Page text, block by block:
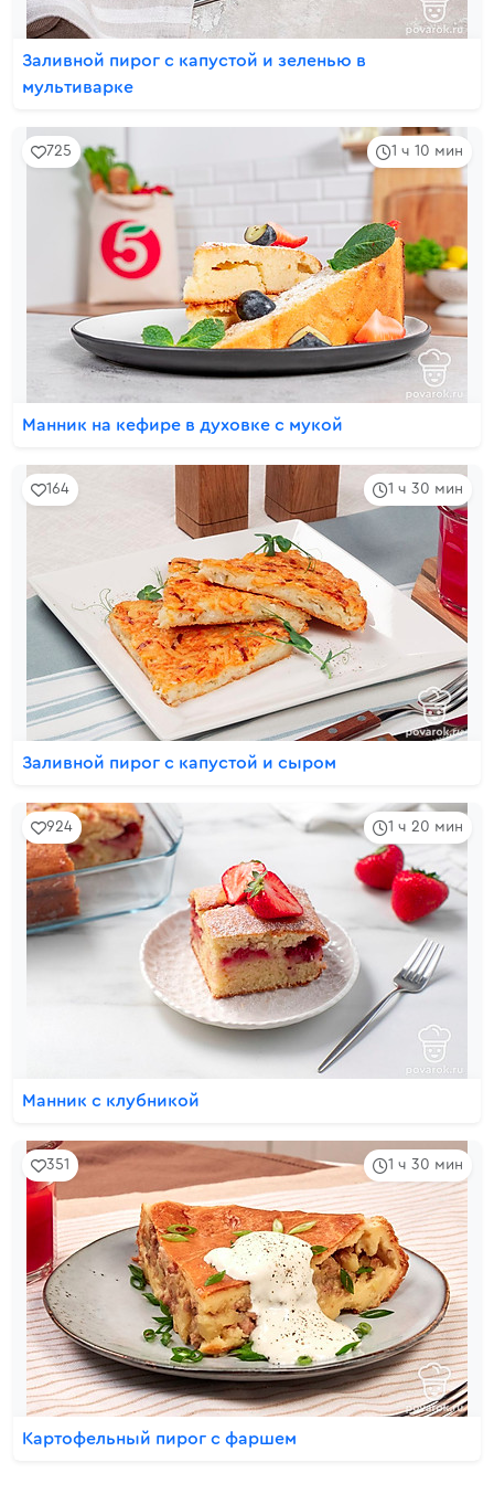
Заливной пирог с капустой и зеленью в
мультиварке
1 ч 10 мин
725
Манник на кефире в духовке с мукой
1 ч 30 мин
164
Заливной пирог с капустой и сыром
1 ч 20 мин
924
Манник с клубникой
1 ч 30 мин
351
Картофельный пирог с фаршем